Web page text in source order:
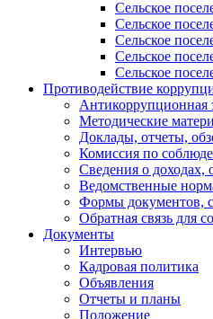
Сельское
Сельское
Сельское
Сельское
Сельское
Противодействие
Антикоррупционная
Методические
Доклады, отчеты,
Комиссия по
Сведения о доходах,
Ведомственные
Формы документов,
Обратная связь для
Документы
Интервью
Кадровая политика
Объявления
Отчеты и планы
Положение